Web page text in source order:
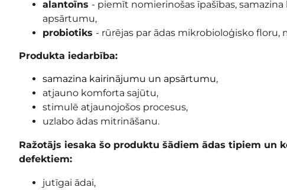
alantoīns - piemīt nomierinošas īpašības,
apsārtumu,
probiotiks - rūrējas par ādas mikrobioloģisko floru,
Produkta iedarbība:
samazina kairinājumu un apsārtumu,
atjauno komforta sajūtu,
stimulē atjaunojošos procesus,
uzlabo ādas mitrināšanu.
Ražotājs iesaka šo produktu šādiem ādas tipiem un
defektiem:
jutīgai ādai,